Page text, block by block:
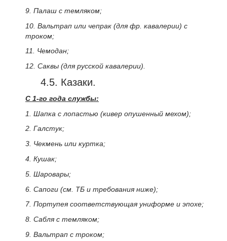
9. Палаш с темляком;
10. Вальтрап или чепрак (для фр. кавалерии) с
троком;
11. Чемодан;
12. Саквы (для русской кавалерии).
4.5. Казаки.
С 1-го года службы:
1. Шапка с лопастью (кивер опушенный мехом);
2. Галстук;
3. Чекмень или куртка;
4. Кушак;
5. Шаровары;
6. Сапоги (см. ТБ и требования ниже);
7. Портупея соответствующая униформе и эпохе;
8. Сабля с темляком;
9. Вальтрап с троком;